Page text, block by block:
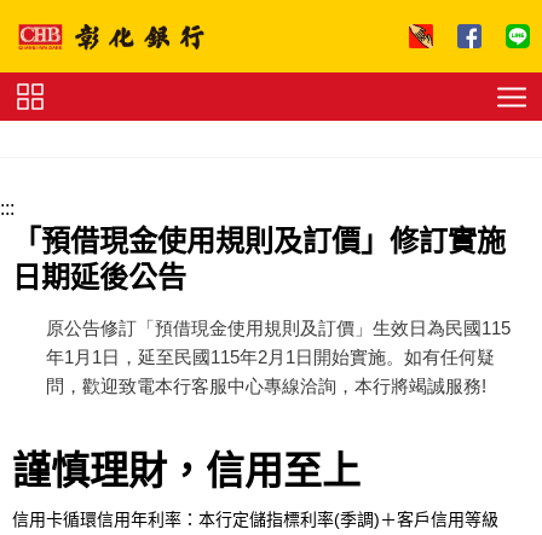
證
標
財
區
下
載
區
:::
「預借現金使用規則及訂價」修訂實施
日期延後公告
原公告修訂「預借現金使用規則及訂價」生效日為民國115
年1月1日，延至民國115年2月1日開始實施。如有任何疑
問，歡迎致電本行客服中心專線洽詢，本行將竭誠服務!
謹慎理財，信用至上
信用卡循環信用年利率：本行定儲指標利率(季調)＋客戶信用等級